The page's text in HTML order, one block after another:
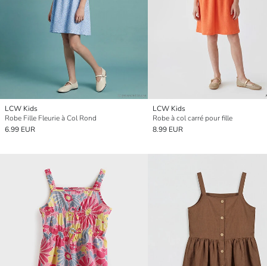
LCW Kids
Robe Fille Fleurie à Col Rond
6.99 EUR
LCW Kids
Robe à col carré pour fille
8.99 EUR